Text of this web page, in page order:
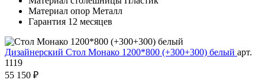
Материал опор Металл
Гарантия 12 месяцев
Дизайнерский Стол Монако 1200*800 (+300+300) белый арт.
1119
55 150 ₽